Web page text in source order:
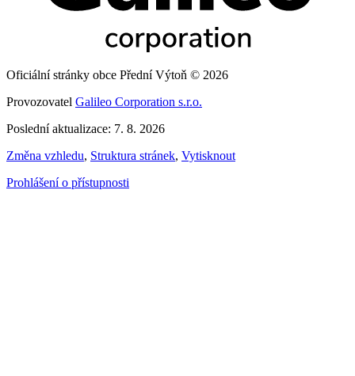
Oficiální stránky obce Přední Výtoň © 2026
Provozovatel Galileo Corporation s.r.o.
Poslední aktualizace: 7. 8. 2026
Změna vzhledu, Struktura stránek, Vytisknout
Prohlášení o přístupnosti